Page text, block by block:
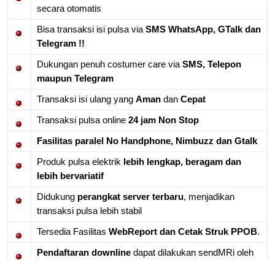
secara otomatis
Bisa transaksi isi pulsa via SMS WhatsApp, GTalk dan
Telegram !!
Dukungan penuh costumer care via SMS, Telepon
maupun Telegram
Transaksi isi ulang yang Aman dan Cepat
Transaksi pulsa online 24 jam Non Stop
Fasilitas paralel No Handphone, Nimbuzz dan Gtalk
Produk pulsa elektrik lebih lengkap, beragam dan
lebih bervariatif
Didukung perangkat server terbaru, menjadikan
transaksi pulsa lebih stabil
Tersedia Fasilitas WebReport dan Cetak Struk PPOB.
Pendaftaran downline dapat dilakukan sendMRi oleh